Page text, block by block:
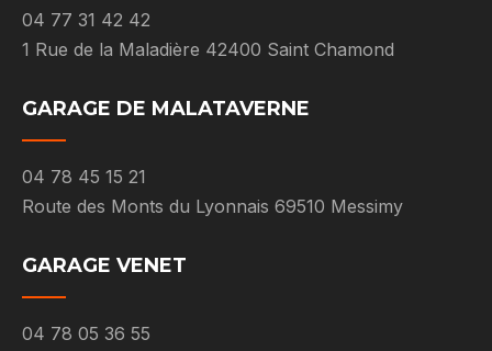
04 77 31 42 42
1 Rue de la Maladière 42400 Saint Chamond
GARAGE DE MALATAVERNE
04 78 45 15 21
Route des Monts du Lyonnais 69510 Messimy
GARAGE VENET
04 78 05 36 55